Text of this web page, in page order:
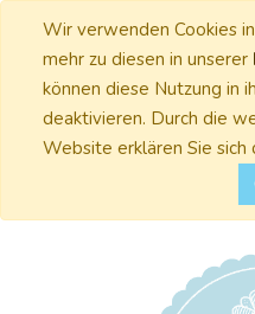
Wir verwenden Cookies
mehr zu diesen in unserer
können diese Nutzung in
deaktivieren. Durch die
Website erklären Sie sich